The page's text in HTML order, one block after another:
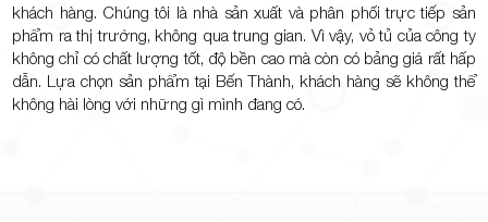
khách hàng. Chúng tôi là nhà sản xuất và phân phối trực tiếp sản
phẩm ra thị trường, không qua trung gian. Vì vậy, vỏ tủ của công ty
không chỉ có chất lượng tốt, độ bền cao mà còn có bảng giá rất hấp
dẫn. Lựa chọn sản phẩm tại Bến Thành, khách hàng sẽ không thể
không hài lòng với những gì mình đang có.